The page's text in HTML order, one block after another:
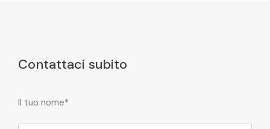
Contattaci subito
Il tuo nome*